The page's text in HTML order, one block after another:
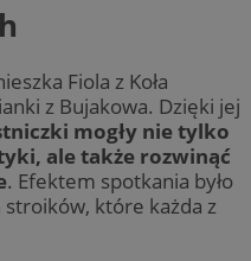
Fiola z Koła
z Bujakowa. Dzięki jej
mogły nie tylko
ale także rozwinąć
. Efektem spotkania było
które każda z